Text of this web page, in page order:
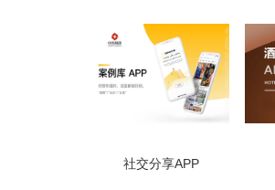
社交分享APP